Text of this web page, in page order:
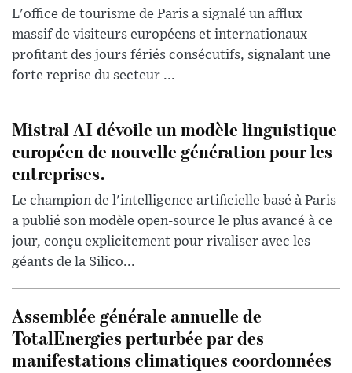
L'office de tourisme de Paris a signalé un afflux
massif de visiteurs européens et internationaux
profitant des jours fériés consécutifs, signalant une
forte reprise du secteur ...
Mistral AI dévoile un modèle linguistique
européen de nouvelle génération pour les
entreprises.
Le champion de l'intelligence artificielle basé à Paris
a publié son modèle open-source le plus avancé à ce
jour, conçu explicitement pour rivaliser avec les
géants de la Silico...
Assemblée générale annuelle de
TotalEnergies perturbée par des
manifestations climatiques coordonnées